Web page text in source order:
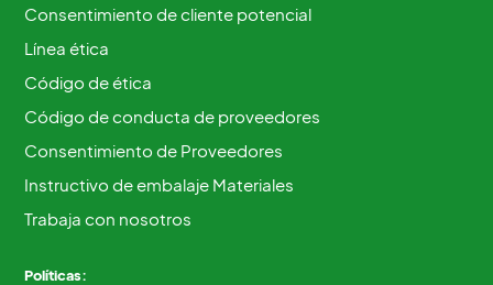
Consentimiento de cliente potencial
Línea ética
Código de ética
Código de conducta de proveedores
Consentimiento de Proveedores
Instructivo de embalaje Materiales
Trabaja con nosotros
Políticas: